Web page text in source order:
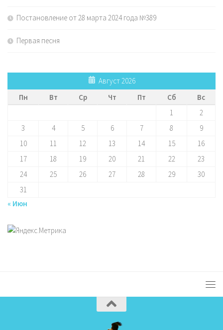
Постановление от 28 марта 2024 года №389
Первая песня
Август 2026
Пн
Вт Ср Чт Пт Сб
Вс
1
2
3
4 5 6 7 8
9
10
11 12 13 14 15
16
17
18 19 20 21 22
23
24
25 26 27 28 29
30
31
« Июн